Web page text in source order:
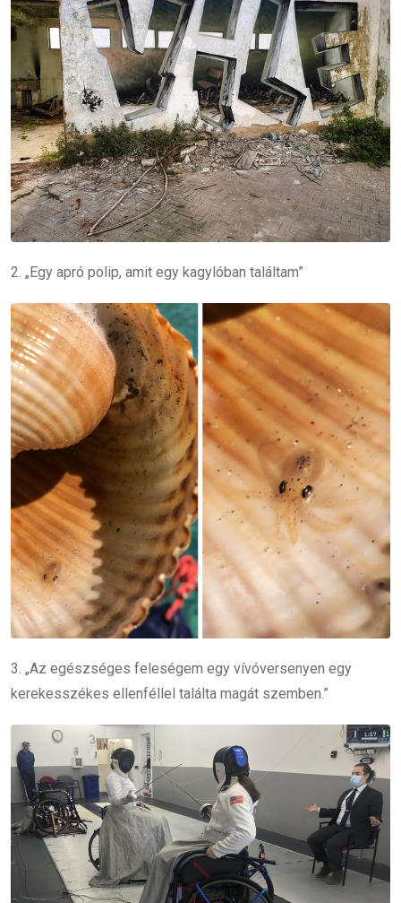
2. „Egy apró polip, amit egy kagylóban találtam”
3. „Az egészséges feleségem egy vívóversenyen egy
kerekesszékes ellenféllel találta magát szemben.”